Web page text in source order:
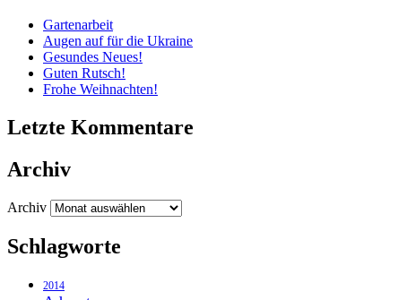
Gartenarbeit
Augen auf für die Ukraine
Gesundes Neues!
Guten Rutsch!
Frohe Weihnachten!
Letzte Kommentare
Archiv
Archiv
Schlagworte
2014